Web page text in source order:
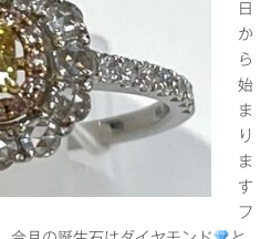
日
か
ら
始
ま
り
ま
す
フ